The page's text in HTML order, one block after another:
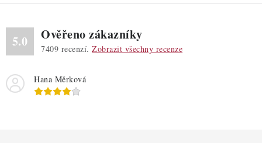
v
ý
i
s
u
5.0 Ověřeno zákazníky
7409 recenzí. Zobrazit všechny recenze
Hana Měrková